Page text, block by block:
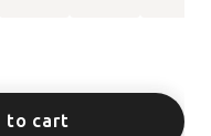
to cart